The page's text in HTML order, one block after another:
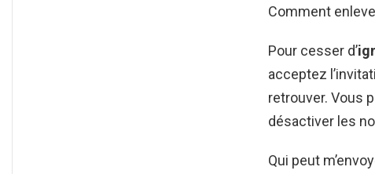
Comment
Pour cesser d’
acceptez
retrouver. Vous
désactiver les
Qui peut